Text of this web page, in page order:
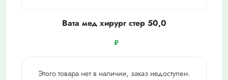
Вата мед хирург стер 50,0
₽
Этого товара нет в наличии, заказ недоступен.